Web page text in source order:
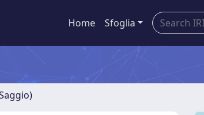
Home Sfoglia